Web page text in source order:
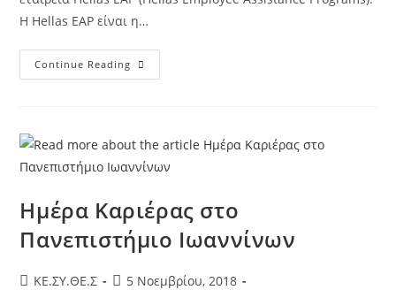
Η Hellas EAP είναι η…
Continue Reading
Ημέρα Καριέρας στο
Πανεπιστήμιο Ιωαννίνων
KE.ΣΥ.ΘΕ.Σ
5 Νοεμβρίου, 2018